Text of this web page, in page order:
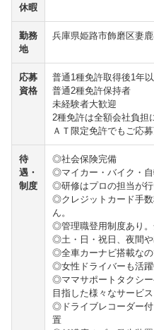
休暇
勤務
地
兵庫県姫路市飾磨区妻
応募
資格
普通1種免許取得後1年
普通2種免許保持者
未経験者大歓迎
2種免許は全額会社負担
ＡＴ限定免許でもご応募
待
遇・
制度
◎社会保険完備
◎マイカー・バイク・
◎研修はプロの担当が
◎クレジットカード手
ん。
◎管理職登用制度あり
◎土・日・祝日、夜間や
◎全車カーナビ搭載なの
◎女性ドライバーも活躍
◎ママサポートタクシ
目指した様々なサービ
◎ドライブレコーダー